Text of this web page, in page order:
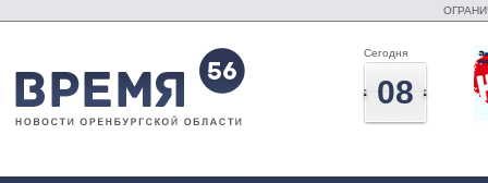
Сегодня
08